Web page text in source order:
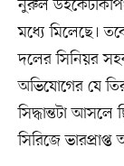
নুরুল
মধ্যে মিলেছে।
দলের সিনিয়র
অভিযোগের যে
সিদ্ধান্তটা আসলে
সিরিজে